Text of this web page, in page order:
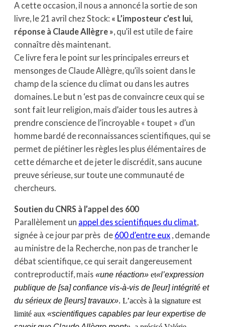
A cette occasion, il nous a annoncé la sortie de son
livre, le 21 avril chez Stock: « L’imposteur c’est lui,
réponse à Claude Allègre », qu’il est utile de faire
connaître dès maintenant.
Ce livre fera le point sur les principales erreurs et
mensonges de Claude Allègre, qu’ils soient dans le
champ de la science du climat ou dans les autres
domaines. Le but n ‘est pas de convaincre ceux qui se
sont fait leur religion, mais d’aider tous les autres à
prendre conscience de l’incroyable « toupet » d’un
homme bardé de reconnaissances scientifiques, qui se
permet de piétiner les règles les plus élémentaires de
cette démarche et de jeter le discrédit, sans aucune
preuve sérieuse, sur toute une communauté de
chercheurs.
Soutien du CNRS à l’appel des 600
Parallèlement un appel des scientifiques du climat,
signée à ce jour par près de 600 d’entre eux , demande
au ministre de la Recherche, non pas de trancher le
débat scientifique, ce qui serait dangereusement
contreproductif, mais «une réaction» et«l’expression
publique de [sa] confiance vis-à-vis de [leur] intégrité et
du sérieux de [leurs] travaux». L’accès à la signature est
limité aux «scientifiques capables par leur expertise de